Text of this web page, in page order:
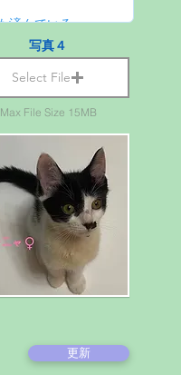
写真４
Select File
Max File Size 15MB
更新